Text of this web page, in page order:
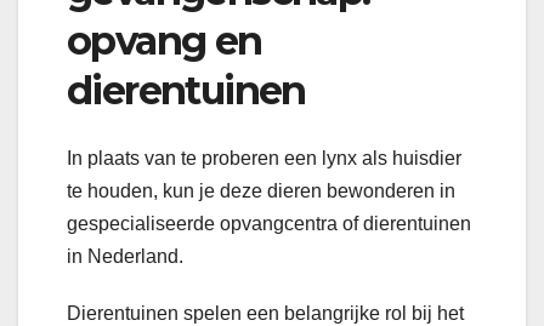
opvang en
dierentuinen
In plaats van te proberen een lynx als huisdier
te houden, kun je deze dieren bewonderen in
gespecialiseerde opvangcentra of dierentuinen
in Nederland.
Dierentuinen spelen een belangrijke rol bij het